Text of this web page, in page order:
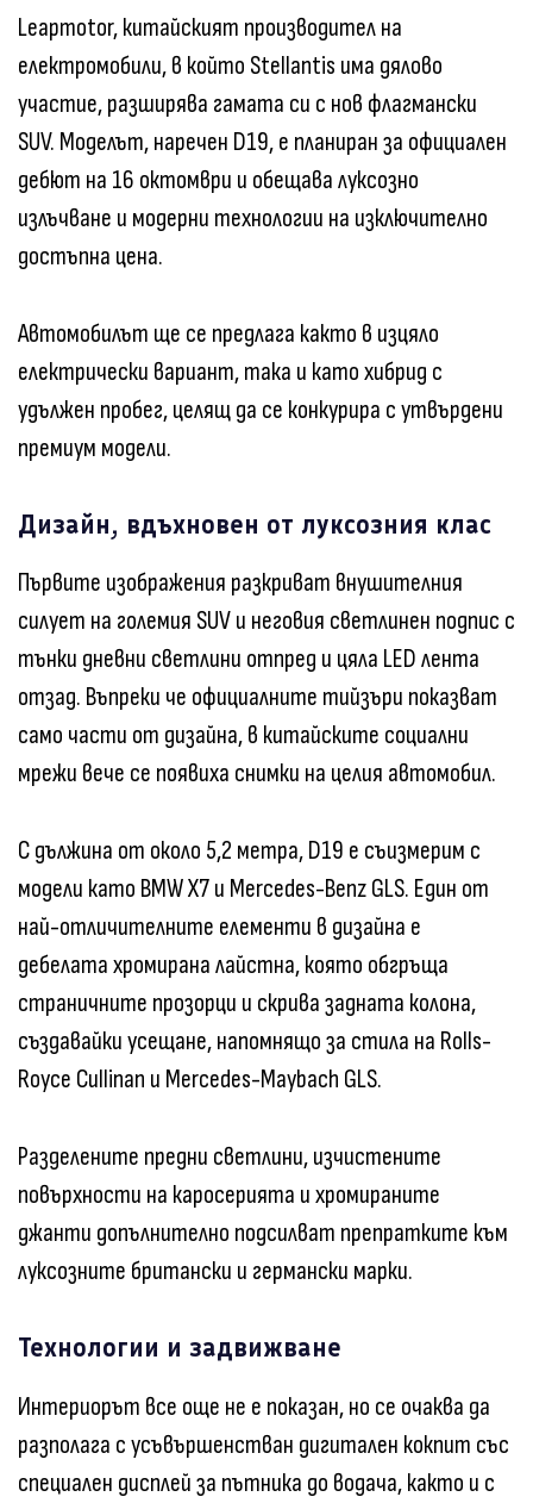
Leapmotor, китайският производител на
електромобили, в който Stellantis има дялово
участие, разширява гамата си с нов флагмански
SUV. Моделът, наречен D19, е планиран за официален
дебют на 16 октомври и обещава луксозно
излъчване и модерни технологии на изключително
достъпна цена.
Автомобилът ще се предлага както в изцяло
електрически вариант, така и като хибрид с
удължен пробег, целящ да се конкурира с утвърдени
премиум модели.
Дизайн, вдъхновен от луксозния клас
Първите изображения разкриват внушителния
силует на големия SUV и неговия светлинен подпис с
тънки дневни светлини отпред и цяла LED лента
отзад. Въпреки че официалните тийзъри показват
само части от дизайна, в китайските социални
мрежи вече се появиха снимки на целия автомобил.
С дължина от около 5,2 метра, D19 е съизмерим с
модели като BMW X7 и Mercedes-Benz GLS. Един от
най-отличителните елементи в дизайна е
дебелата хромирана лайстна, която обгръща
страничните прозорци и скрива задната колона,
създавайки усещане, напомнящо за стила на Rolls-
Royce Cullinan и Mercedes-Maybach GLS.
Разделените предни светлини, изчистените
повърхности на каросерията и хромираните
джанти допълнително подсилват препратките към
луксозните британски и германски марки.
Технологии и задвижване
Интериорът все още не е показан, но се очаква да
разполага с усъвършенстван дигитален кокпит със
специален дисплей за пътника до водача, както и с